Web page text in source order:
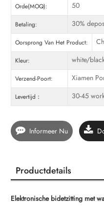
Orde(MOQ): 50
Betaling: 30%
Oorsprong Van Het Product:
Kleur: white/
Verzend-Poort: Xiamen
Levertijd： 30-45
Informeer Nu
Productdetails
Elektronische bidetzitting met